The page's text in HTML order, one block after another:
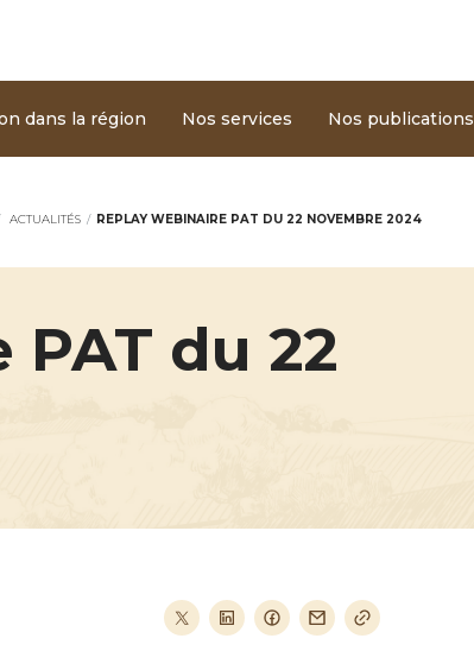
dans la région Nos services Nos publications
ACTUALITÉS REPLAY WEBINAIRE PAT DU 22 NOVEMBRE 2024
du 22